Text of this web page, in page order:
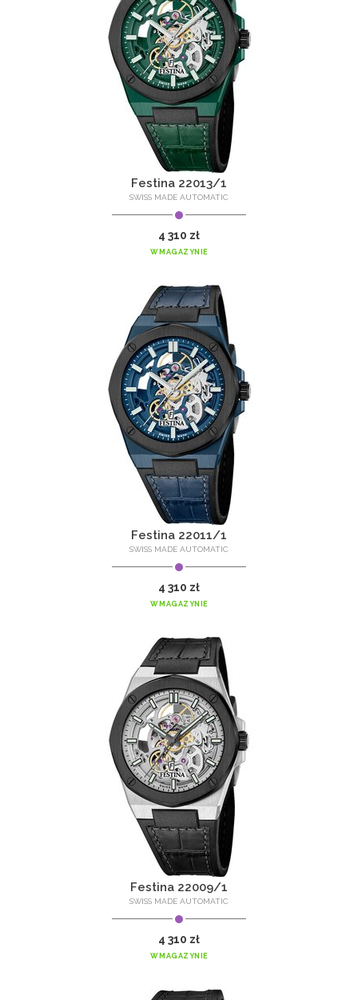
Festina 22013/1
SWISS MADE AUTOMATIC
4 310 zł
W MAGAZYNIE
Festina 22011/1
SWISS MADE AUTOMATIC
4 310 zł
W MAGAZYNIE
Festina 22009/1
SWISS MADE AUTOMATIC
4 310 zł
W MAGAZYNIE